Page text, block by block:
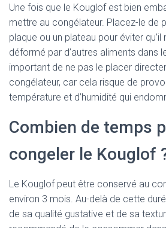
Une fois que le Kouglof est bien
mettre au congélateur. Placez-le de
plaque ou un plateau pour éviter
déformé par d’autres aliments dans
important de ne pas le placer
congélateur, car cela risque de
température et d’humidité qui
Combien de temps
congeler le Kouglof
Le Kouglof peut être conservé au
environ 3 mois. Au-delà de cette
de sa qualité gustative et de sa